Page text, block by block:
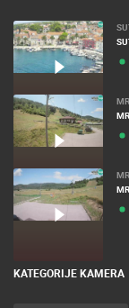
KATEGORIJE KAMERA